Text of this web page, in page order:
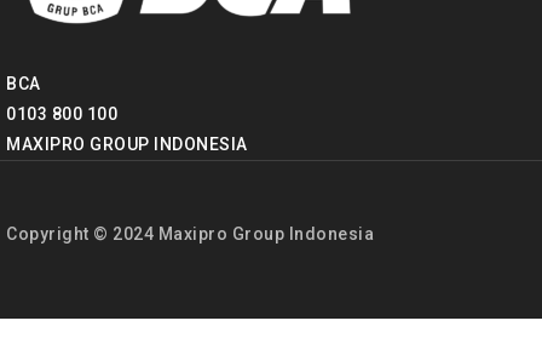
BCA
0103 800 100
MAXIPRO GROUP INDONESIA
Copyright © 2024 Maxipro Group Indonesia